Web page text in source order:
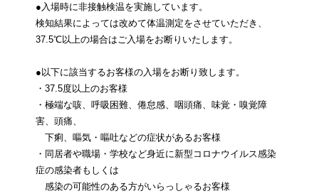
●入場時に非接触検温を実施しています。
検知結果によっては改めて体温測定をさせていただき、
37.5℃以上の場合はご入場をお断りいたします。
●以下に該当するお客様の入場をお断り致します。
・37.5度以上のお客様
・極端な咳、呼吸困難、倦怠感、咽頭痛、味覚・嗅覚障
害、頭痛、
下痢、嘔気・嘔吐などの症状があるお客様
・同居者や職場・学校など身近に新型コロナウイルス感染
症の感染者もしくは
感染の可能性のある方がいらっしゃるお客様